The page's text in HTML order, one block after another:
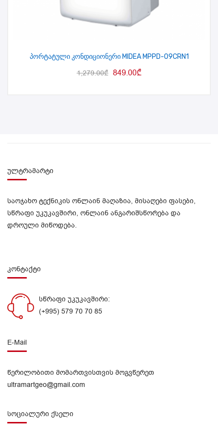
პორტატული კონდიციონერი MIDEA MPPD-09CRN1
1,279.00₾ 849.00₾
ულტრამარტი
საოჯახო ტექნიკის ონლაინ მაღაზია, მისაღები ფასები,
სწრაფი უკუკავშირი, ონლაინ ანგარიშსწორება და
დროული მიწოდება.
კონტაქტი
სწრაფი უკუკავშირი:
(+995) 579 70 70 85
E-Mail
წერილობითი მომართვისთვის მოგვწერეთ
ultramartgeo@gmail.com
სოციალური ქსელი